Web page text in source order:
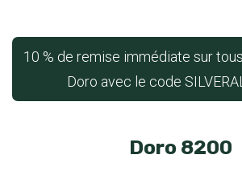
10 % de remise immédiate sur tous les téléphones
Doro avec le code
Doro 8200